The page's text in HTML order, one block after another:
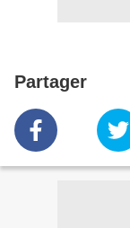
Partager